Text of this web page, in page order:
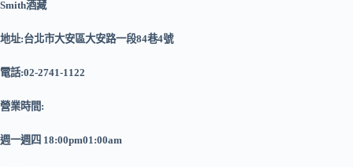
Smith酒藏
地址:台北市大安區大安路一段84巷4號
電話:02-2741-1122
營業時間:
週一週四 18:00pm01:00am